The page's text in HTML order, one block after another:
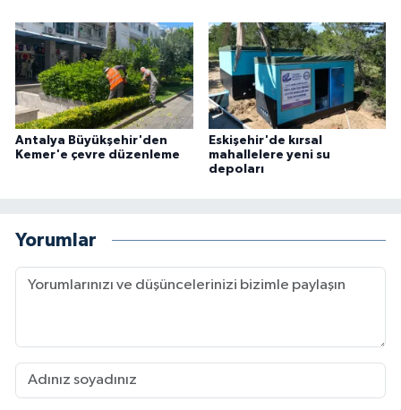
Antalya Büyükşehir'den
Kemer'e çevre düzenleme
Eskişehir'de kırsal
mahallelere yeni su
depoları
Yorumlar